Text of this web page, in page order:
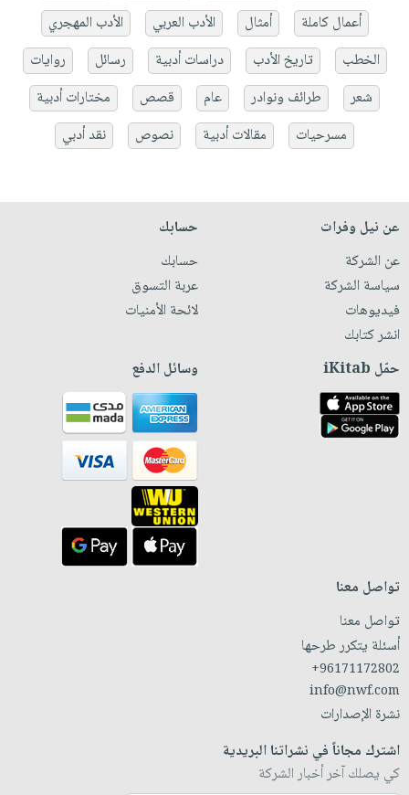
أعمال كاملة
أمثال الأدب العربي
الأدب المهجري
الخطب
تاريخ الأدب دراسات أدبية رسائل
روايات
شعر
طرائف ونوادر عام قصص
مختارات أدبية
مسرحيات
مقالات أدبية نصوص نقد أدبي
عن نيل وفرات
عن الشركة
سياسة الشركة
فيديوهات
انشر كتابك
حسابك
حسابك
عربة التسوق
لائحة الأمنيات
حمّل iKitab وسائل الدفع
تواصل معنا
تواصل معنا
أسئلة يتكرر طرحها
+96171172802
info@nwf.com
نشرة الإصدارات
اشترك مجاناً في نشراتنا البريدية
كي يصلك آخر أخبار الشركة